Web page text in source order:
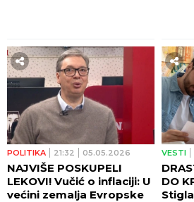
POLITIKA 21:32 05.05.2026
NAJVIŠE POSKUPELI
LEKOVI! Vučić o inflaciji: U
većini zemalja Evropske
VESTI
DO